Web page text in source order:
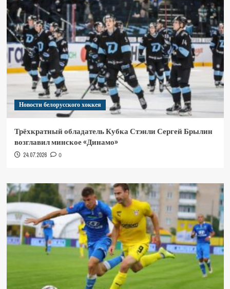
Новости белорусского хоккея
Трёхкратный обладатель Кубка Стэнли Сергей Брылин
возглавил минское «Динамо»
24.07.2026 0